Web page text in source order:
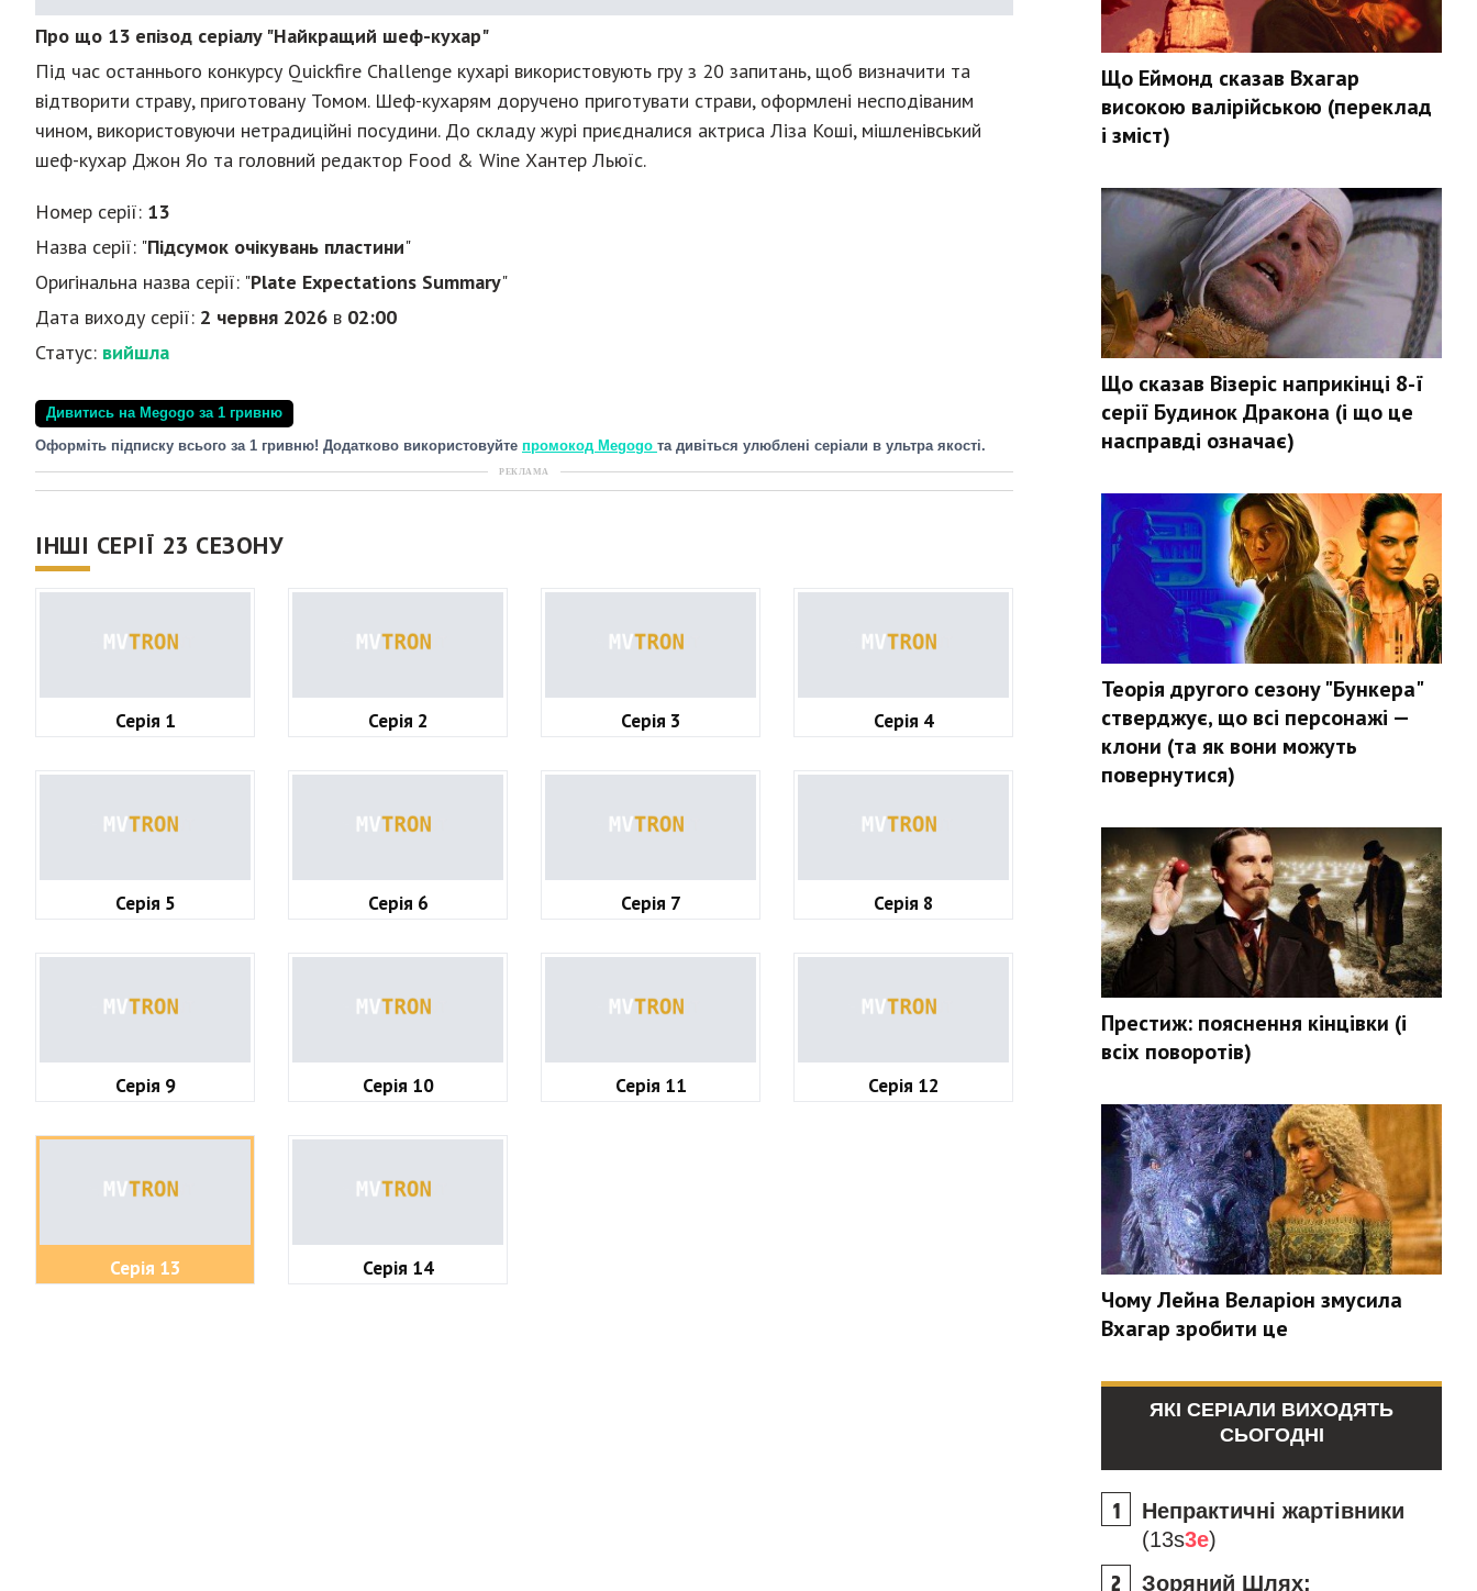
Про що 13 епізод серіалу "Найкращий шеф-кухар"
Під час останнього конкурсу Quickfire Challenge кухарі використовують гру з 20 запитань, щоб визначити та
відтворити страву, приготовану Томом. Шеф-кухарям доручено приготувати страви, оформлені несподіваним
чином, використовуючи нетрадиційні посудини. До складу журі приєдналися актриса Ліза Коші, мішленівський
шеф-кухар Джон Яо та головний редактор Food & Wine Хантер Льюїс.
Номер серії: 13
Назва серії: "Підсумок очікувань пластини"
Оригінальна назва серії: "Plate Expectations Summary"
Дата виходу серії: 2 червня 2026 в 02:00
Статус: вийшла
Дивитись на Megogo за 1 гривню
Оформіть підписку всього за 1 гривню! Додатково використовуйте промокод Megogo та дивіться улюблені серіали в ультра якості.
РЕКЛАМА
ІНШІ СЕРІЇ 23 СЕЗОНУ
Серія 1 Серія 2 Серія 3 Серія 4
Серія 5 Серія 6 Серія 7 Серія 8
Серія 9 Серія 10 Серія 11 Серія 12
Серія 13 Серія 14
Що Еймонд сказав Вхагар
високою валірійською (переклад
і зміст)
Що сказав Візеріс наприкінці 8-ї
серії Будинок Дракона (і що це
насправді означає)
Теорія другого сезону "Бункера"
стверджує, що всі персонажі —
клони (та як вони можуть
повернутися)
Престиж: пояснення кінцівки (і
всіх поворотів)
Чому Лейна Веларіон змусила
Вхагар зробити це
ЯКІ СЕРІАЛИ ВИХОДЯТЬ
СЬОГОДНІ
Непрактичні жартівники
(13s3e)
Зоряний Шлях: